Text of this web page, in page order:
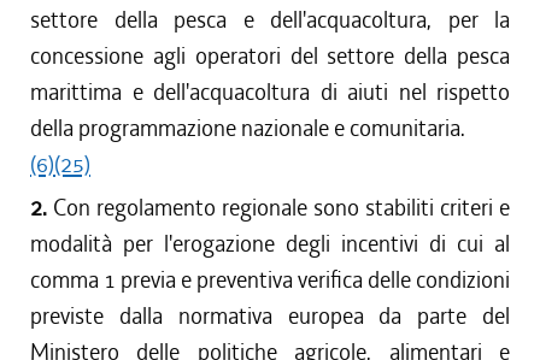
settore della pesca e dell'acquacoltura, per la
concessione agli operatori del settore della pesca
marittima e dell'acquacoltura di aiuti nel rispetto
della programmazione nazionale e comunitaria.
(6)(25)
2. Con regolamento regionale sono stabiliti criteri e
modalità per l'erogazione degli incentivi di cui al
comma 1 previa e preventiva verifica delle condizioni
previste dalla normativa europea da parte del
Ministero delle politiche agricole, alimentari e